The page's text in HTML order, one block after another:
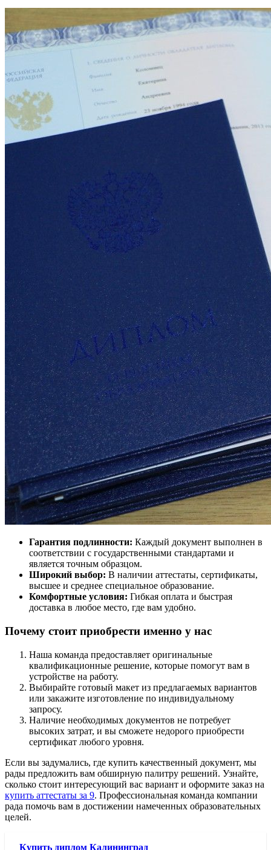
Гарантия подлинности: Каждый документ выполнен в
соответствии с государственными стандартами и
является точным образцом.
Широкий выбор: В наличии аттестаты, сертификаты,
высшее и среднее специальное образование.
Комфортные условия: Гибкая оплата и быстрая
доставка в любое место, где вам удобно.
Почему стоит приобрести именно у нас
Наша команда предоставляет оригинальные
квалификационные решение, которые помогут вам в
устройстве на работу.
Выбирайте готовый макет из предлагаемых вариантов
или закажите изготовление по индивидуальному
запросу.
Наличие необходимых документов не потребует
высоких затрат, и вы сможете недорого приобрести
сертификат любого уровня.
Если вы задумались, где купить качественный документ, мы
рады предложить вам обширную палитру решений. Узнайте,
сколько стоит интересующий вас вариант и оформите заказ на
купить аттестаты за 9. Профессиональная команда компании
рада помочь вам в достижении намеченных образовательных
целей.
Купить диплом Калининград